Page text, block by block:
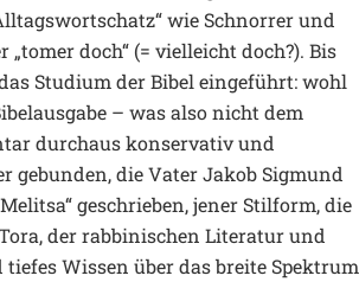
wie Schnorrer und
doch“ (= vielleicht doch?). Bis
Studium der Bibel eingeführt: wohl
– was also nicht dem
durchaus konservativ und
gebunden, die Vater Jakob Sigmund
geschrieben, jener Stilform, die
der rabbinischen Literatur und
Wissen über das breite Spektrum